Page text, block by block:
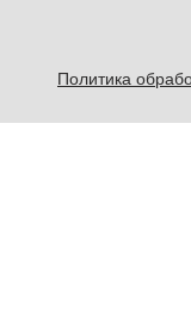
Политика